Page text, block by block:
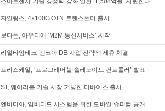
자일링스, 4x100G OTN 트랜스폰더 출시
보다폰, 아우디에 ‘M2M 통신서비스’ 시작
리얼타임테크-엔코아 DB 사업 전략적 제휴 체결
프리스케일, ‘프로그래머블 솔레노이드 컨트롤러’ 발표
ST, 웨어러블 기술 시장 겨냥한 디바이스 출시
엔비디아, 임베디드 시스템을 위한 모바일 슈퍼컴 공개